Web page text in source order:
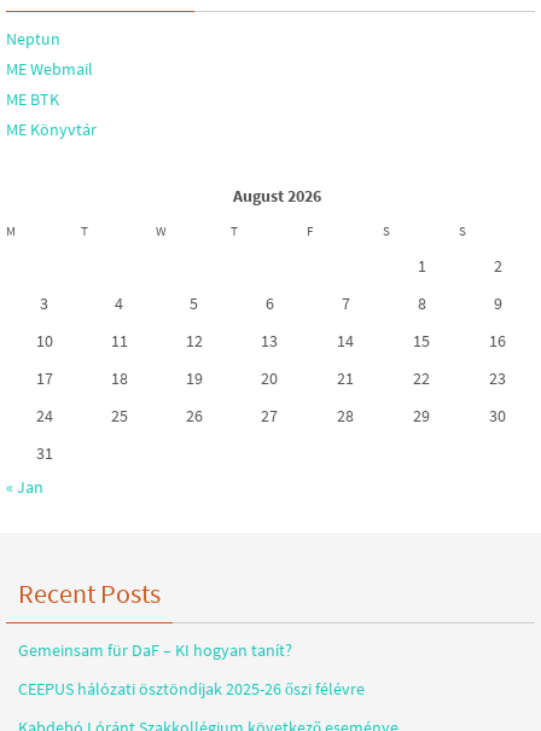
Neptun
ME Webmail
ME BTK
ME Könyvtár
August 2026
M T W T F S S
« Jan
1
2
3
4 5 6 7 8
9
10
11 12 13 14 15
16
17
18 19 20 21 22
23
24
25 26 27 28 29
30
31
Recent Posts
Gemeinsam für DaF – KI hogyan tanít?
CEEPUS hálózati ösztöndíjak 2025-26 őszi félévre